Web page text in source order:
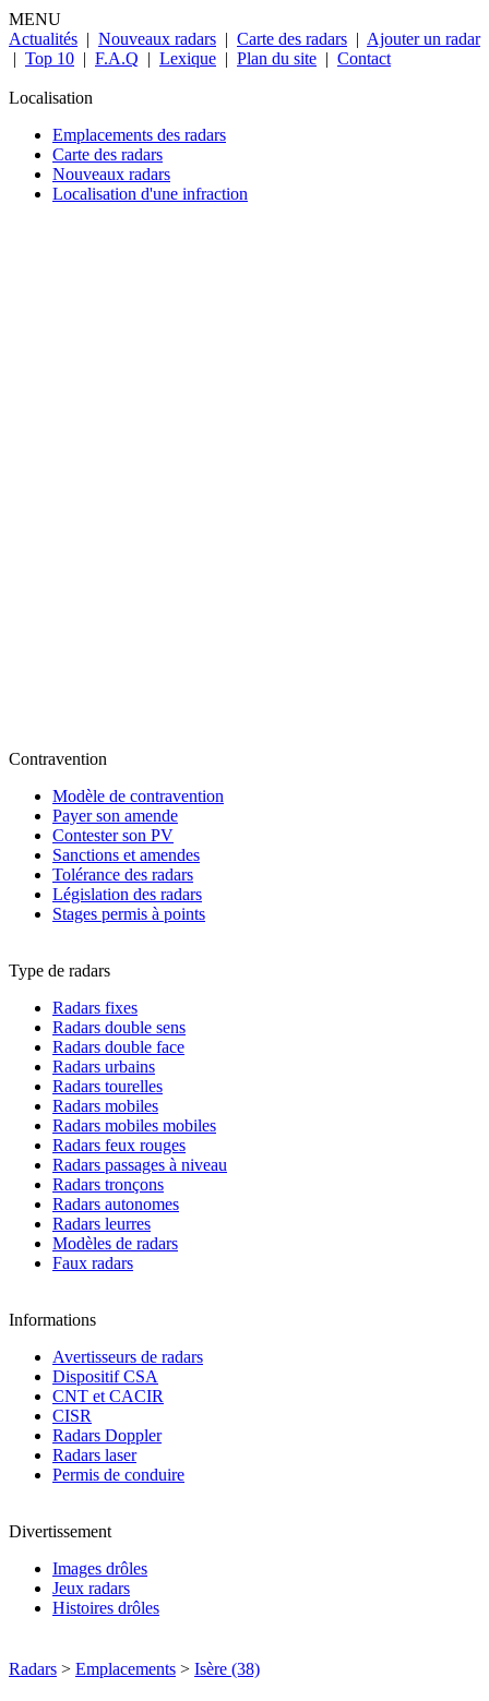
MENU
Actualités | Nouveaux radars | Carte des radars | Ajouter un radar
| Top 10 | F.A.Q | Lexique | Plan du site | Contact
Localisation
Emplacements des radars
Carte des radars
Nouveaux radars
Localisation d'une infraction
Contravention
Modèle de contravention
Payer son amende
Contester son PV
Sanctions et amendes
Tolérance des radars
Législation des radars
Stages permis à points
Type de radars
Radars fixes
Radars double sens
Radars double face
Radars urbains
Radars tourelles
Radars mobiles
Radars mobiles mobiles
Radars feux rouges
Radars passages à niveau
Radars tronçons
Radars autonomes
Radars leurres
Modèles de radars
Faux radars
Informations
Avertisseurs de radars
Dispositif CSA
CNT et CACIR
CISR
Radars Doppler
Radars laser
Permis de conduire
Divertissement
Images drôles
Jeux radars
Histoires drôles
Radars > Emplacements > Isère (38)